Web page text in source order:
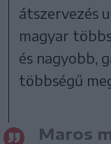
átszervezés
magyar
és nagyobb,
többségű
Maros